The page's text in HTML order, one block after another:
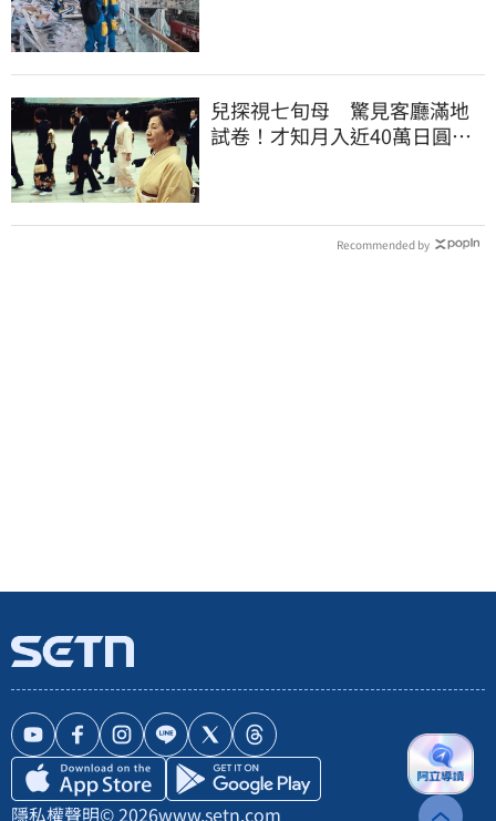
兒探視七旬母 驚見客廳滿地
試卷！才知月入近40萬日圓
Recommended by
隱私權聲明© 2026www.setn.com